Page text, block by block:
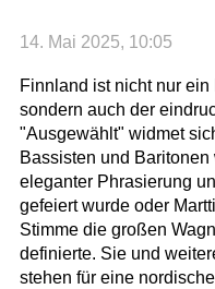
14. Mai 2025, 10:05
Finnland ist nicht nur
sondern auch der
"Ausgewählt" widmet
Bassisten und
eleganter Phrasierung
gefeiert wurde oder
Stimme die großen
definierte. Sie und
stehen für eine